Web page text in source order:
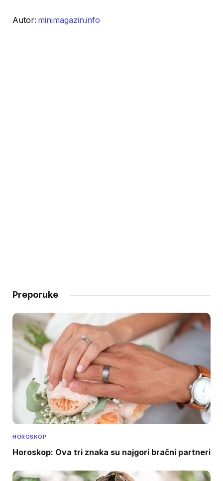
Autor: minimagazin.info
Preporuke
HOROSKOP
Horoskop: Ova tri znaka su najgori bračni partneri